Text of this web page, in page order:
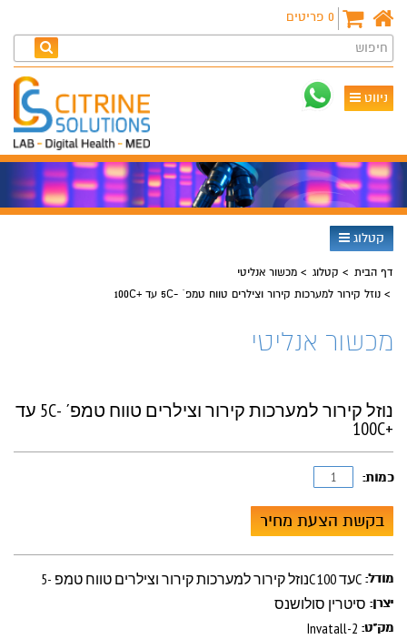
0 פריטים
חיפוש
ניווט
קטלוג
דף הבית קטלוג
מכשור אנליטי
נוזל קירור למערכות קירור וצילרים טווח טמפ´ -5C עד +100C
מכשור אנליטי
נוזל קירור למערכות קירור וצילרים טווח טמפ´ -5C עד
+100C
כמות:
בקשת הצעת מחיר
מודל: נוזל קירור למערכות קירור וצילרים טווח טמפ -5C עד 100C
יצרן: סיטרין סולושנס
מק"ט: Invatall-2